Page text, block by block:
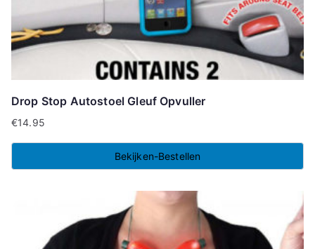
Drop Stop Autostoel Gleuf Opvuller
€14.95
Bekijken-Bestellen